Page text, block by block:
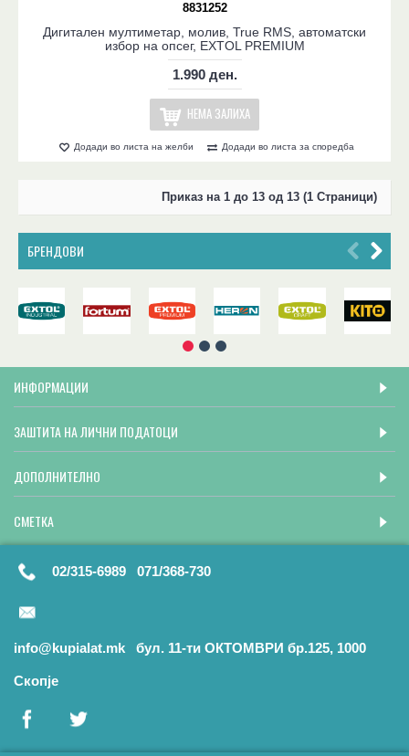
8831252
Дигитален мултиметар, молив, True RMS, автоматски
избор на опсег, EXTOL PREMIUM
1.990 ден.
НЕМА ЗАЛИХА
Додади во листа на желби Додади во листа за споредба
Приказ на 1 до 13 од 13 (1 Страници)
БРЕНДОВИ
ИНФОРМАЦИИ
ЗАШТИТА НА ЛИЧНИ ПОДАТОЦИ
ДОПОЛНИТЕЛНО
СМЕТКА
02/315-6989 071/368-730
info@kupialat.mk бул. 11-ти ОКТОМВРИ бр.125, 1000
Скопје